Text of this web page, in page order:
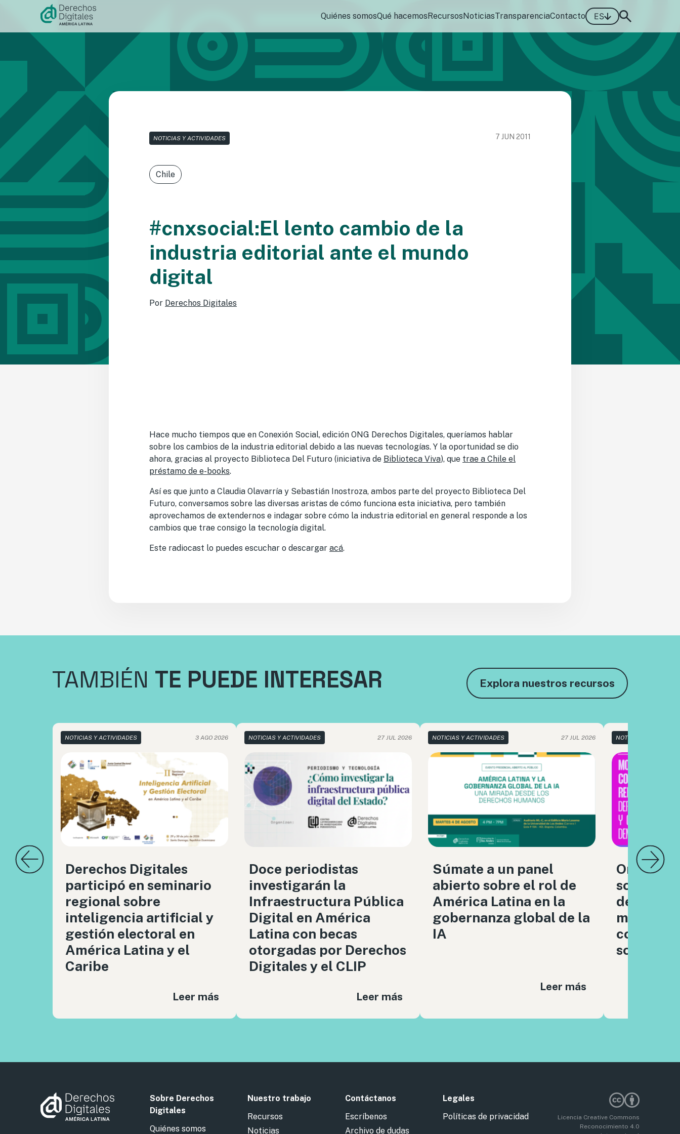
contenido
Quiénes somosQué hacemosRecursosNoticiasTransparenciaContacto ES
NOTICIAS Y ACTIVIDADES 7 JUN 2011
Chile
#cnxsocial:El lento cambio de la
industria editorial ante el mundo
digital
Por Derechos Digitales
Hace mucho tiempos que en Conexión Social, edición ONG Derechos Digitales, queríamos hablar
sobre los cambios de la industria editorial debido a las nuevas tecnologías. Y la oportunidad se dio
ahora, gracias al proyecto Biblioteca Del Futuro (iniciativa de Biblioteca Viva), que trae a Chile el
préstamo de e-books.
Así es que junto a Claudia Olavarría y Sebastián Inostroza, ambos parte del proyecto Biblioteca Del
Futuro, conversamos sobre las diversas aristas de cómo funciona esta iniciativa, pero también
aprovechamos de extendernos e indagar sobre cómo la industria editorial en general responde a los
cambios que trae consigo la tecnología digital.
Este radiocast lo puedes escuchar o descargar acá.
TAMBIÉN TE PUEDE INTERESAR Explora nuestros recursos
NOTICIAS Y ACTIVIDADES 3 AGO 2026
Derechos Digitales
participó en seminario
regional sobre
inteligencia artificial y
gestión electoral en
América Latina y el
Caribe
Leer más
NOTICIAS Y ACTIVIDADES 27 JUL 2026
Doce periodistas
investigarán la
Infraestructura Pública
Digital en América
Latina con becas
otorgadas por Derechos
Digitales y el CLIP
Leer más
NOTICIAS Y ACTIVIDADES 27 JUL 2026
Súmate a un panel
abierto sobre el rol de
América Latina en la
gobernanza global de la
IA
Leer más
NOTICIAS Y
sociedad
sociales
Sobre Derechos
Digitales
Quiénes somos
Nuestro trabajo
Recursos
Noticias
Contáctanos
Escríbenos
Archivo de dudas
Legales
Políticas de privacidad
Licencia Creative Commons
Reconocimiento 4.0